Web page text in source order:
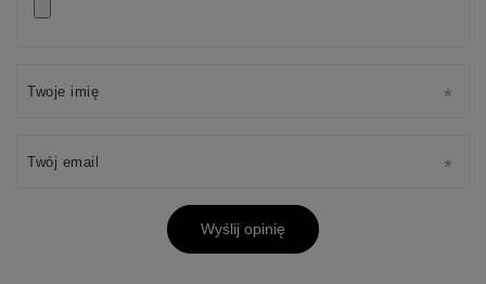
Twoje imię
Twój email
Wyślij opinię